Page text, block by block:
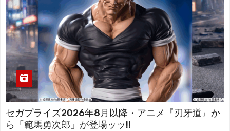
セガプライズ2026年8月以降・アニメ『刃牙道』か
ら「範馬勇次郎」が登場ッッ!!